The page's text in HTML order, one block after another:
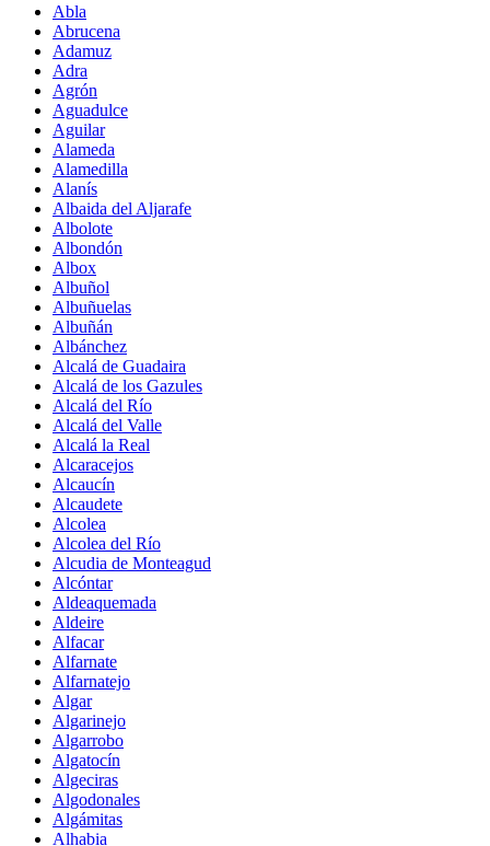
Abla
Abrucena
Adamuz
Adra
Agrón
Aguadulce
Aguilar
Alameda
Alamedilla
Alanís
Albaida del Aljarafe
Albolote
Albondón
Albox
Albuñol
Albuñuelas
Albuñán
Albánchez
Alcalá de Guadaira
Alcalá de los Gazules
Alcalá del Río
Alcalá del Valle
Alcalá la Real
Alcaracejos
Alcaucín
Alcaudete
Alcolea
Alcolea del Río
Alcudia de Monteagud
Alcóntar
Aldeaquemada
Aldeire
Alfacar
Alfarnate
Alfarnatejo
Algar
Algarinejo
Algarrobo
Algatocín
Algeciras
Algodonales
Algámitas
Alhabia